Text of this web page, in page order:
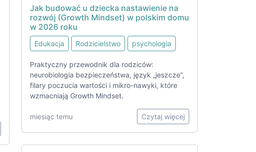
Jak budować u dziecka nastawienie na
rozwój (Growth Mindset) w polskim domu
w 2026 roku
Edukacja Rodzicielstwo psychologia
Praktyczny przewodnik dla rodziców:
neurobiologia bezpieczeństwa, język „jeszcze”,
filary poczucia wartości i mikro-nawyki, które
wzmacniają Growth Mindset.
miesiąc temu Czytaj więcej